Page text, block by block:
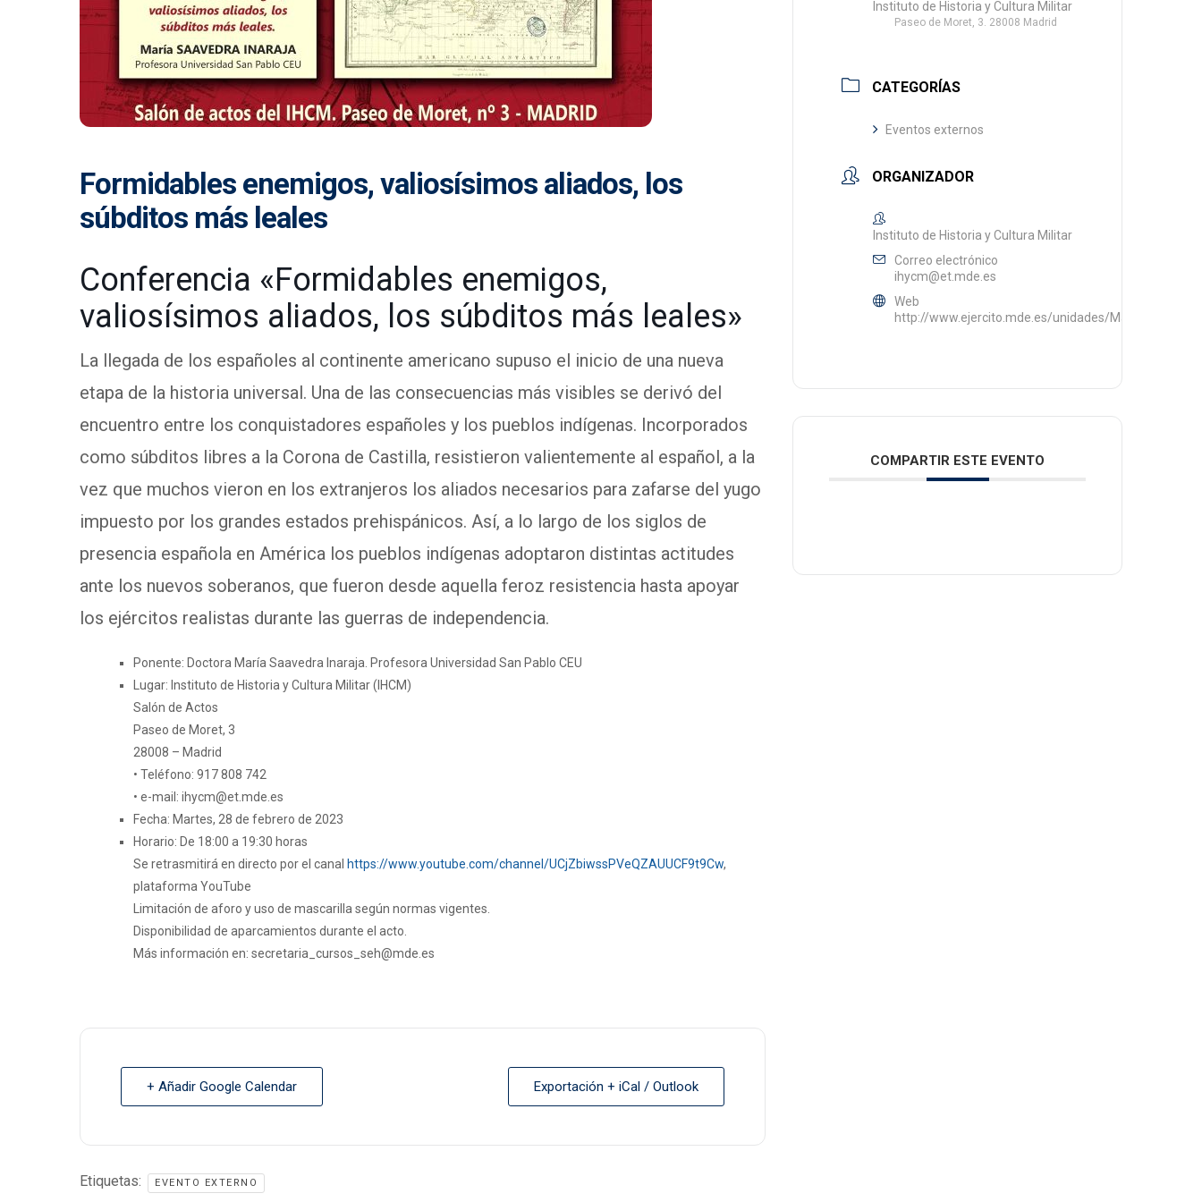
Formidables enemigos, valiosísimos aliados, los
súbditos más leales
Conferencia «Formidables enemigos,
valiosísimos aliados, los súbditos más leales»
La llegada de los españoles al continente americano supuso el inicio de una nueva
etapa de la historia universal. Una de las consecuencias más visibles se derivó del
encuentro entre los conquistadores españoles y los pueblos indígenas. Incorporados
como súbditos libres a la Corona de Castilla, resistieron valientemente al español, a la
vez que muchos vieron en los extranjeros los aliados necesarios para zafarse del yugo
impuesto por los grandes estados prehispánicos. Así, a lo largo de los siglos de
presencia española en América los pueblos indígenas adoptaron distintas actitudes
ante los nuevos soberanos, que fueron desde aquella feroz resistencia hasta apoyar
los ejércitos realistas durante las guerras de independencia.
Ponente: Doctora María Saavedra Inaraja. Profesora Universidad San Pablo CEU
Lugar: Instituto de Historia y Cultura Militar (IHCM)
Salón de Actos
Paseo de Moret, 3
28008 – Madrid
• Teléfono: 917 808 742
• e-mail: ihycm@et.mde.es
Fecha: Martes, 28 de febrero de 2023
Horario: De 18:00 a 19:30 horas
Se retrasmitirá en directo por el canal https://www.youtube.com/channel/UCjZbiwssPVeQZAUUCF9t9Cw,
plataforma YouTube
Limitación de aforo y uso de mascarilla según normas vigentes.
Disponibilidad de aparcamientos durante el acto.
Más información en: secretaria_cursos_seh@mde.es
+ Añadir Google Calendar Exportación + iCal / Outlook
Etiquetas: EVENTO EXTERNO
Instituto de Historia y Cultura Militar
Paseo de Moret, 3. 28008 Madrid
CATEGORÍAS
Eventos externos
ORGANIZADOR
Instituto de Historia y Cultura Militar
Correo electrónico
ihycm@et.mde.es
Web
http://www.ejercito.mde.es/unidades/Madrid/ihycm/
COMPARTIR ESTE EVENTO